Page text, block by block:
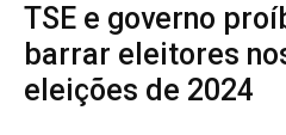
TSE e governo
barrar eleitores
eleições de 2024